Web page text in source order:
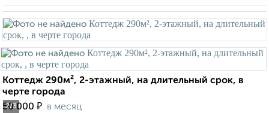
2/3
Коттедж 290м², 2-этажный, на длительный срок, в
черте города
50 000 ₽ в месяц